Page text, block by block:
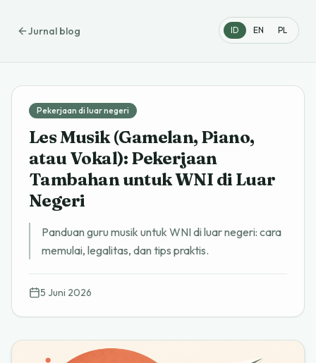
ID EN PL
Jurnal blog
Pekerjaan di luar negeri
Les Musik (Gamelan, Piano,
atau Vokal): Pekerjaan
Tambahan untuk WNI di Luar
Negeri
Panduan guru musik untuk WNI di luar negeri: cara
memulai, legalitas, dan tips praktis.
5 Juni 2026